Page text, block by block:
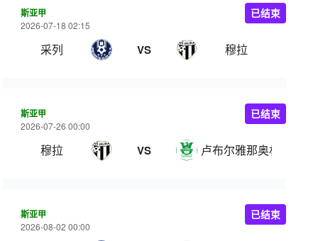
斯亚甲
2026-07-18 02:15
采列 VS 穆拉
已结束
斯亚甲
2026-07-26 00:00
穆拉 VS 卢布尔雅那奥林匹亚
已结束
斯亚甲
2026-08-02 00:00
已结束